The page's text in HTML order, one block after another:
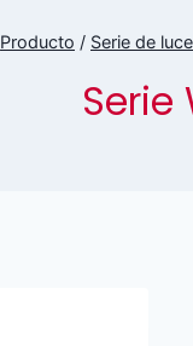
Producto / Serie de
Serie